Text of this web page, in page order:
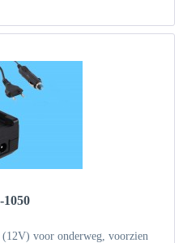
voor onderweg, voorzien